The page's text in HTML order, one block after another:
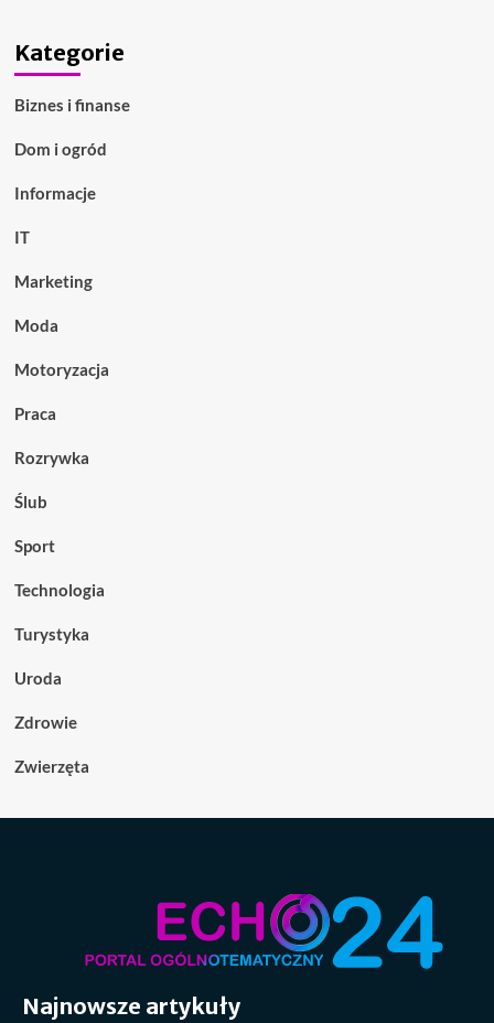
Kategorie
Biznes i finanse
Dom i ogród
Informacje
IT
Marketing
Moda
Motoryzacja
Praca
Rozrywka
Ślub
Sport
Technologia
Turystyka
Uroda
Zdrowie
Zwierzęta
Najnowsze artykuły